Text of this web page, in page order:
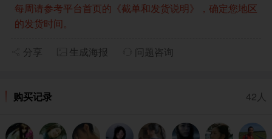
每周请参考平台首页的《截单和发货说明》，确定您地区
的发货时间。
分享
生成海报 问题咨询
购买记录 42人